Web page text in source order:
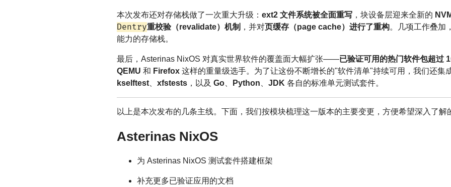
本次发布还对存储栈做了一次重大升级： ext2 文件系统被全面重写 ，块设备层迎来全新的
Dentry重校验（revalidate）机制 ，并对页缓存（page cache）进行了重构。几项工作叠加
能力的存储栈。
最后，Asterinas NixOS 对真实世界软件的覆盖面大幅扩张——已验证可用的热门软件包超过
QEMU 和 Firefox 这样的重量级选手。为了让这份不断增长的"软件清单"持续可用，我们还集
kselftest
xfstests ，以及 Go Python JDK 各自的标准单元测试套件。
以上是本次发布的几条主线。下面，我们按模块梳理这一版本的主要变更，方便希望深入了解
Asterinas NixOS
为 Asterinas NixOS 测试套件搭建框架
补充更多已验证应用的文档